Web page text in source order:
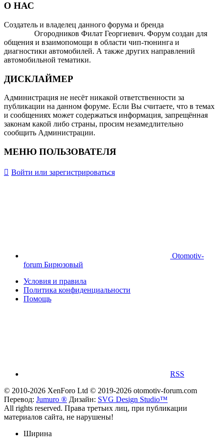
О НАС
Создатель и владелец данного форума и бренда
Огородников Филат Георгиевич. Форум создан для
общения и взаимопомощи в области чип-тюнинга и
диагностики автомобилей. А также других направлений
автомобильной тематики.
ДИСКЛАЙМЕР
Администрация не несёт никакой ответственности за
публикации на данном форуме. Если Вы считаете, что в темах
и сообщениях может содержаться информация, запрещённая
законам какой либо страны, просим незамедлительно
сообщить Администрации.
МЕНЮ ПОЛЬЗОВАТЕЛЯ
Войти или зарегистрироваться
Otomotiv-
forum Бирюзовый
Условия и правила
Политика конфиденциальности
Помощь
RSS
© 2010-2026 XenForo Ltd © 2019-2026 otomotiv-forum.com
Перевод: Jumuro ® Дизайн: SVG Design Studio™
All rights reserved. Права третьих лиц, при публикации
материалов сайта, не нарушены!
Ширина